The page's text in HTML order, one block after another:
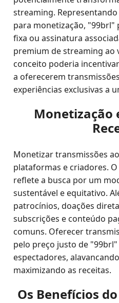
streaming.
para monetização, "99brl"
fixa ou assinatura
premium de streaming ao
conceito poderia
a oferecerem
experiências exclusivas a
Monetização
Monetizar transmissões
plataformas e criadores.
reflete a busca por um
sustentável e equitativo.
patrocínios, doações
subscrições e conteúdo
comuns. Oferecer
pelo preço justo de
espectadores,
maximizando as receitas.
Os Benefícios